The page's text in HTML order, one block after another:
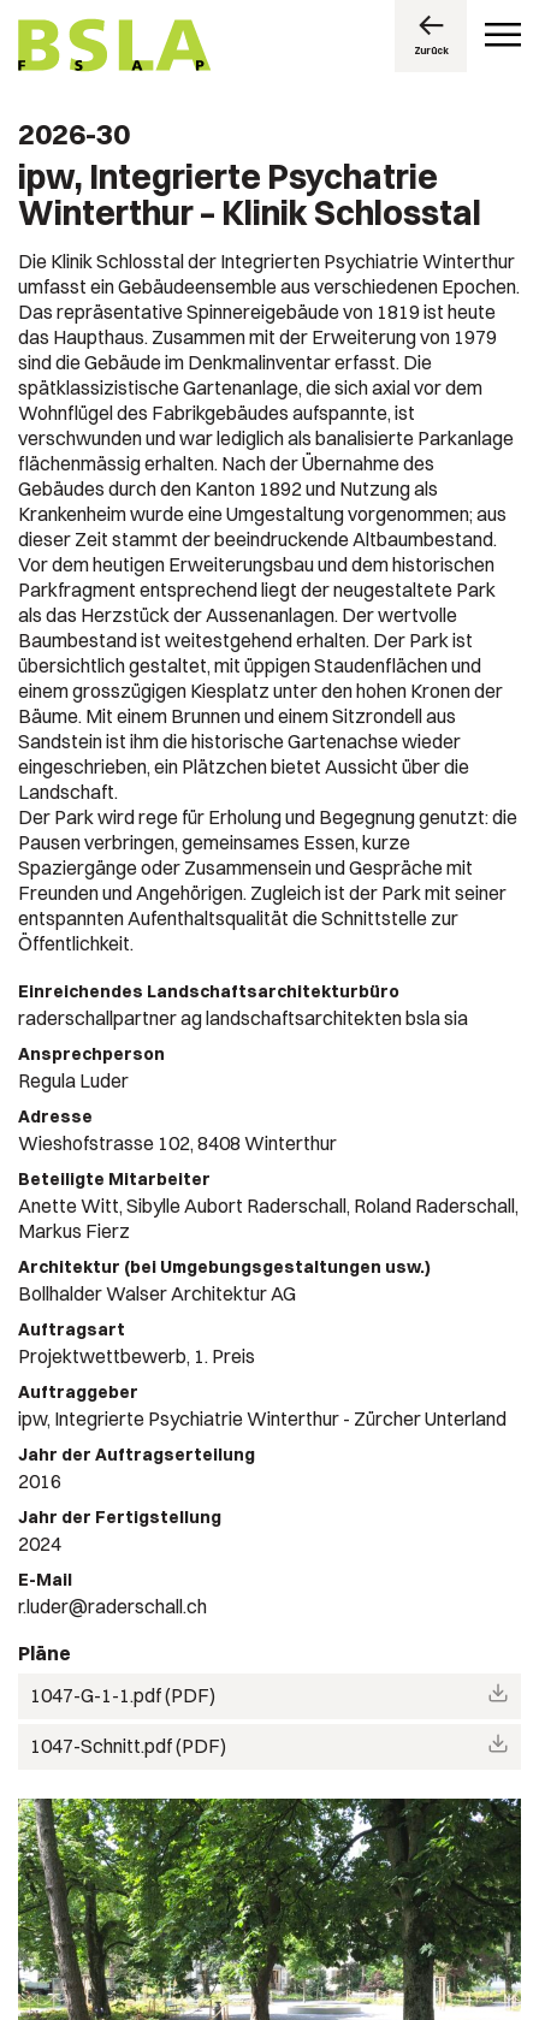
Zurück
2026-30
ipw, Integrierte Psychatrie
Winterthur – Klinik Schlosstal
Die Klinik Schlosstal der Integrierten Psychiatrie Winterthur
umfasst ein Gebäudeensemble aus verschiedenen Epochen.
Das repräsentative Spinnereigebäude von 1819 ist heute
das Haupthaus. Zusammen mit der Erweiterung von 1979
sind die Gebäude im Denkmalinventar erfasst. Die
spätklassizistische Gartenanlage, die sich axial vor dem
Wohnflügel des Fabrikgebäudes aufspannte, ist
verschwunden und war lediglich als banalisierte Parkanlage
flächenmässig erhalten. Nach der Übernahme des
Gebäudes durch den Kanton 1892 und Nutzung als
Krankenheim wurde eine Umgestaltung vorgenommen; aus
dieser Zeit stammt der beeindruckende Altbaumbestand.
Vor dem heutigen Erweiterungsbau und dem historischen
Parkfragment entsprechend liegt der neugestaltete Park
als das Herzstück der Aussenanlagen. Der wertvolle
Baumbestand ist weitestgehend erhalten. Der Park ist
übersichtlich gestaltet, mit üppigen Staudenflächen und
einem grosszügigen Kiesplatz unter den hohen Kronen der
Bäume. Mit einem Brunnen und einem Sitzrondell aus
Sandstein ist ihm die historische Gartenachse wieder
eingeschrieben, ein Plätzchen bietet Aussicht über die
Landschaft.
Der Park wird rege für Erholung und Begegnung genutzt: die
Pausen verbringen, gemeinsames Essen, kurze
Spaziergänge oder Zusammensein und Gespräche mit
Freunden und Angehörigen. Zugleich ist der Park mit seiner
entspannten Aufenthaltsqualität die Schnittstelle zur
Öffentlichkeit.
Einreichendes Landschaftsarchitekturbüro
raderschallpartner ag landschaftsarchitekten bsla sia
Ansprechperson
Regula Luder
Adresse
Wieshofstrasse 102, 8408 Winterthur
Beteiligte Mitarbeiter
Anette Witt, Sibylle Aubort Raderschall, Roland Raderschall,
Markus Fierz
Architektur (bei Umgebungsgestaltungen usw.)
Bollhalder Walser Architektur AG
Auftragsart
Projektwettbewerb, 1. Preis
Auftraggeber
ipw, Integrierte Psychiatrie Winterthur - Zürcher Unterland
Jahr der Auftragserteilung
2016
Jahr der Fertigstellung
2024
E-Mail
r.luder@raderschall.ch
Pläne
1047-G-1-1.pdf (PDF)
1047-Schnitt.pdf (PDF)